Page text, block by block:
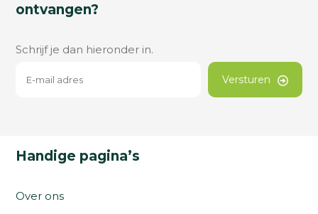
ontvangen?
Schrijf je dan hieronder in.
Versturen
Handige pagina’s
Over ons